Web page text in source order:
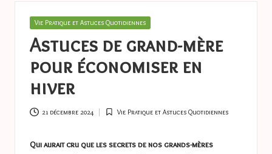
o
n
n
e
s
a
s
Posted
Vie Pratique et Astuces Quotidiennes
Astuces de grand-mère
pour économiser en
hiver
21 décembre 2024
Posted
Vie Pratique et Astuces Quotidiennes
Qui aurait cru que les secrets de nos grands-mères